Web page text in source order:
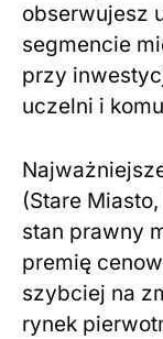
obserwujesz
segmencie
przy
uczelni i
(Stare
stan prawny
premię
szybciej na
rynek